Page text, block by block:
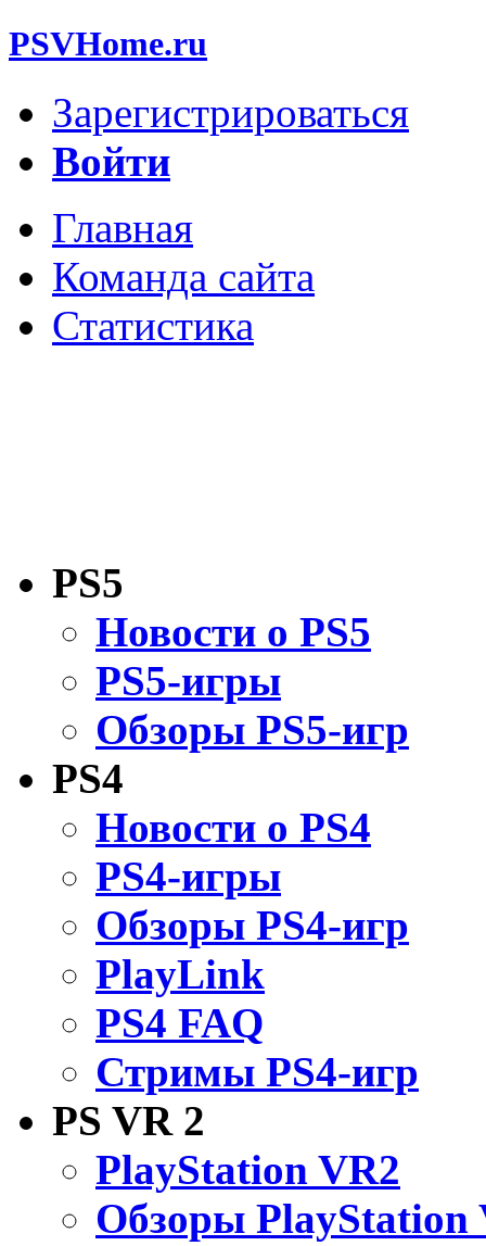
PSVHome.ru
Зарегистрироваться
Войти
Главная
Команда сайта
Статистика
PS5
Новости о PS5
PS5-игры
Обзоры PS5-игр
PS4
Новости о PS4
PS4-игры
Обзоры PS4-игр
PlayLink
PS4 FAQ
Стримы PS4-игр
PS VR 2
PlayStation VR2
Обзоры PlayStation